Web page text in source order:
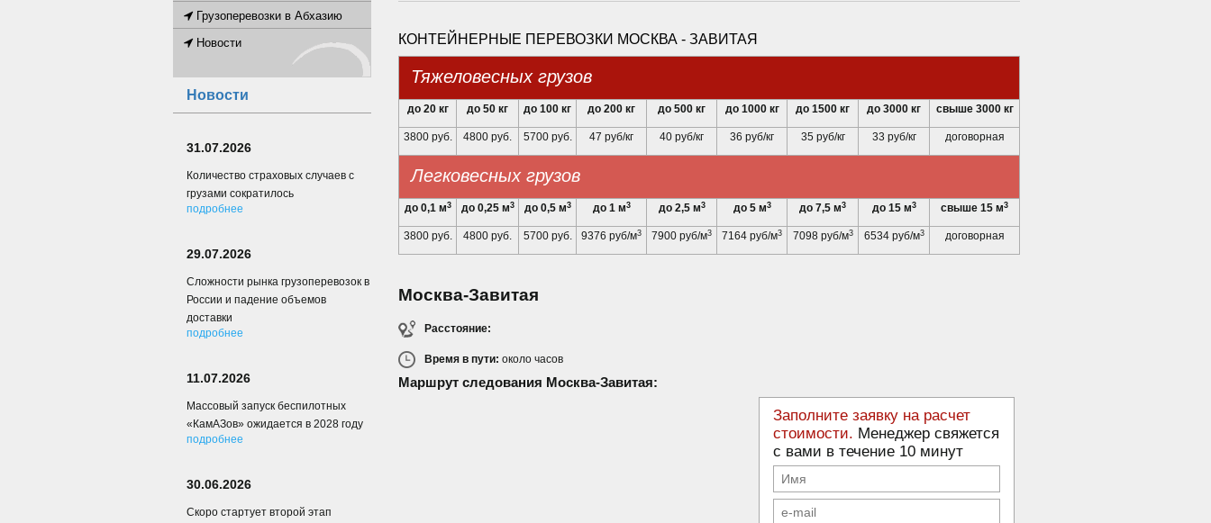
КОНТЕЙНЕРНЫЕ ПЕРЕВОЗКИ МОСКВА - ЗАВИТАЯ
Тяжеловесных грузов
до 20 кг до 50 кг до 100 кг до 200 кг до 500 кг до 1000 кг до 1500 кг до 3000 кг свыше 3000 кг
3800 руб. 4800 руб. 5700 руб. 47 руб/кг 40 руб/кг 36 руб/кг 35 руб/кг 33 руб/кг договорная
Легковесных грузов
до 0,1 м3 до 0,25 м3 до 0,5 м3 до 1 м3 до 2,5 м3 до 5 м3 до 7,5 м3 до 15 м3 свыше 15 м3
3800 руб. 4800 руб. 5700 руб. 9376 руб/м3 7900 руб/м3 7164 руб/м3 7098 руб/м3 6534 руб/м3 договорная
Москва-Завитая
Расстояние:
Время в пути: около часов
Маршрут следования Москва-Завитая:
Заполните заявку на расчет
стоимости. Менеджер свяжется
с вами в течение 10 минут
Грузоперевозки в Абхазию
Новости
Новости
31.07.2026
Количество страховых случаев с
грузами сократилось
подробнее
29.07.2026
Сложности рынка грузоперевозок в
России и падение объемов
доставки
подробнее
11.07.2026
Массовый запуск беспилотных
«КамАЗов» ожидается в 2028 году
подробнее
30.06.2026
Скоро стартует второй этап